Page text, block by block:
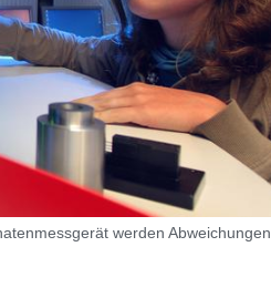
werden Abweichungen